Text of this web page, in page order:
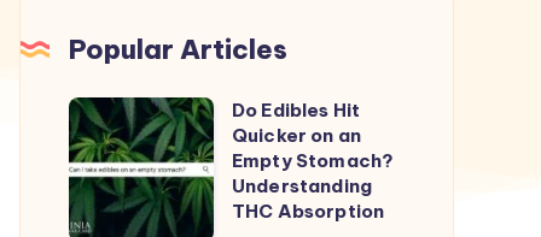
Popular Articles
Do
Edibles
Hit
Quicker
Do Edibles Hit
Quicker on an
Empty Stomach?
Understanding
THC Absorption